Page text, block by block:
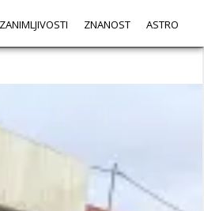
ZANIMLJIVOSTI ZNANOST ASTRO